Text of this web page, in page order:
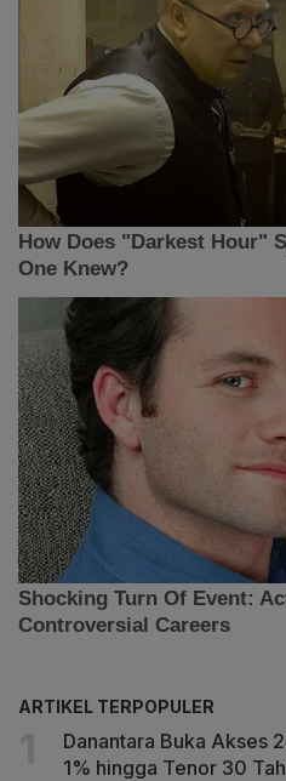
ARTIKEL TERPOPULER
Danantara Buka Akses
1% hingga Tenor 30